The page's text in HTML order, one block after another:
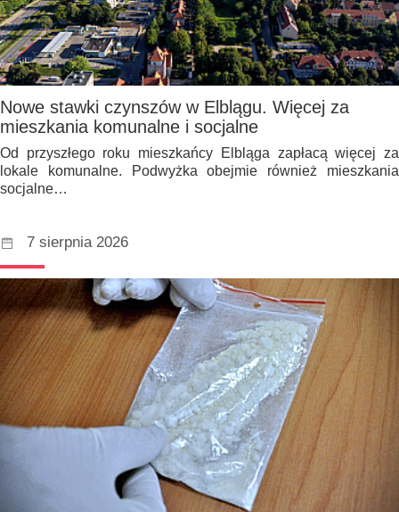
Nowe stawki czynszów w Elblągu. Więcej za
mieszkania komunalne i socjalne
Od przyszłego roku mieszkańcy Elbląga zapłacą więcej za
lokale komunalne. Podwyżka obejmie również mieszkania
socjalne…
7 sierpnia 2026